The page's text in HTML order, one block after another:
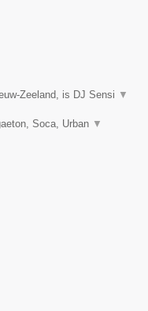
Zeeland, is DJ Sensi ▼
Soca, Urban ▼